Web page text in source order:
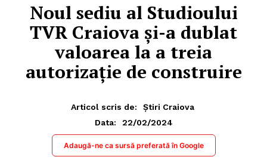
Noul sediu al Studioului
TVR Craiova și-a dublat
valoarea la a treia
autorizație de construire
Articol scris de:
Știri Craiova
Data:
22/02/2024
Adaugă-ne ca sursă preferată în Google